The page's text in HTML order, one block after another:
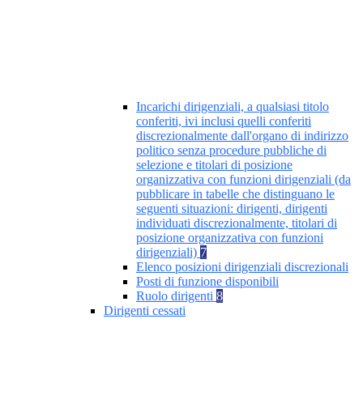
Incarichi dirigenziali, a qualsiasi titolo
conferiti, ivi inclusi quelli conferiti
discrezionalmente dall'organo di indirizzo
politico senza procedure pubbliche di
selezione e titolari di posizione
organizzativa con funzioni dirigenziali (da
pubblicare in tabelle che distinguano le
seguenti situazioni: dirigenti, dirigenti
individuati discrezionalmente, titolari di
posizione organizzativa con funzioni
dirigenziali) 7
Elenco posizioni dirigenziali discrezionali
Posti di funzione disponibili
Ruolo dirigenti 8
Dirigenti cessati